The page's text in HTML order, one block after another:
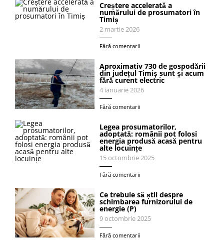
Creștere accelerată a
numărului de prosumatori în
Timiș
2 martie 2026
Fără comentarii
Aproximativ 730 de gospodării
din județul Timiș sunt și acum
fără curent electric
4 ianuarie 2026
Fără comentarii
Legea prosumatorilor,
adoptată: românii pot folosi
energia produsă acasă pentru
alte locuințe
15 octombrie 2025
Fără comentarii
Ce trebuie să știi despre
schimbarea furnizorului de
energie (P)
9 octombrie 2025
Fără comentarii